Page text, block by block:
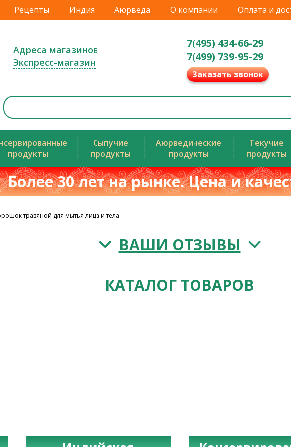
Рецепты Индия Аюрведа О компании Оплата и
Адреса магазинов
Экспресс-магазин
7(495) 434-66-29
7(499) 739-95-29
Заказать звонок
продукты
Сыпучие
продукты
Аюрведические
продукты
Текучие
продукты
Более 30 лет на рынке. Цена и
травяной для мытья лица и тела
ВАШИ ОТЗЫВЫ
КАТАЛОГ ТОВАРОВ